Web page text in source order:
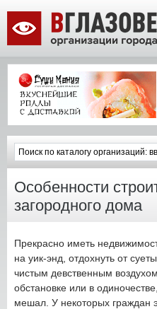
Особенности
загородного дома
Прекрасно иметь
на уик-энд, отдохнуть от
чистым девственным
обстановке или в
мешал. У некоторых граждан